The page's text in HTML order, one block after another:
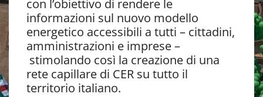
con l’obiettivo di rendere le
informazioni sul nuovo modello
energetico accessibili a tutti – cittadini,
amministrazioni e imprese –
stimolando così la creazione di una
rete capillare di CER su tutto il
territorio italiano.